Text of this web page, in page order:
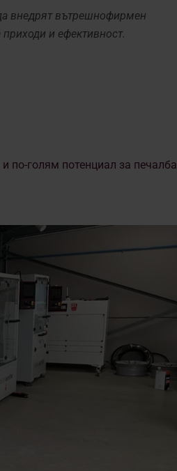
внедрят вътрешнофирмен
и ефективност.
по-голям потенциал за печалба